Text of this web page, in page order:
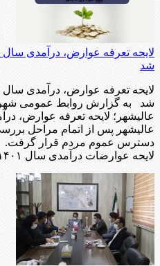
شد
شد به گزارش روابط عمومی
عالیشهر پس از اتمام مراحل
دسترس عموم مردم قرار گرفت.
لایحه عوارضات درآمدی سال ۱۴۰۱ شهرداری عالیشهر، […]